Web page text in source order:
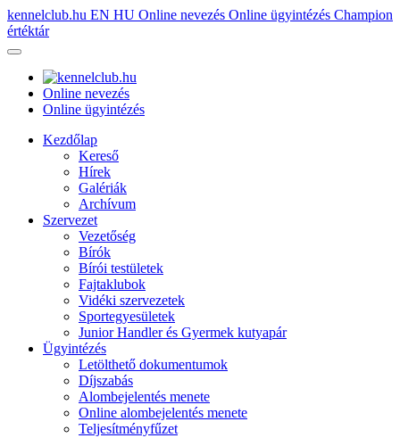
kennelclub.hu EN HU Online nevezés Online ügyintézés Champion
értéktár
Online nevezés
Online ügyintézés
Kezdőlap
Kereső
Hírek
Galériák
Archívum
Szervezet
Vezetőség
Bírók
Bírói testületek
Fajtaklubok
Vidéki szervezetek
Sportegyesületek
Junior Handler és Gyermek kutyapár
Ügyintézés
Letölthető dokumentumok
Díjszabás
Alombejelentés menete
Online alombejelentés menete
Teljesítményfűzet